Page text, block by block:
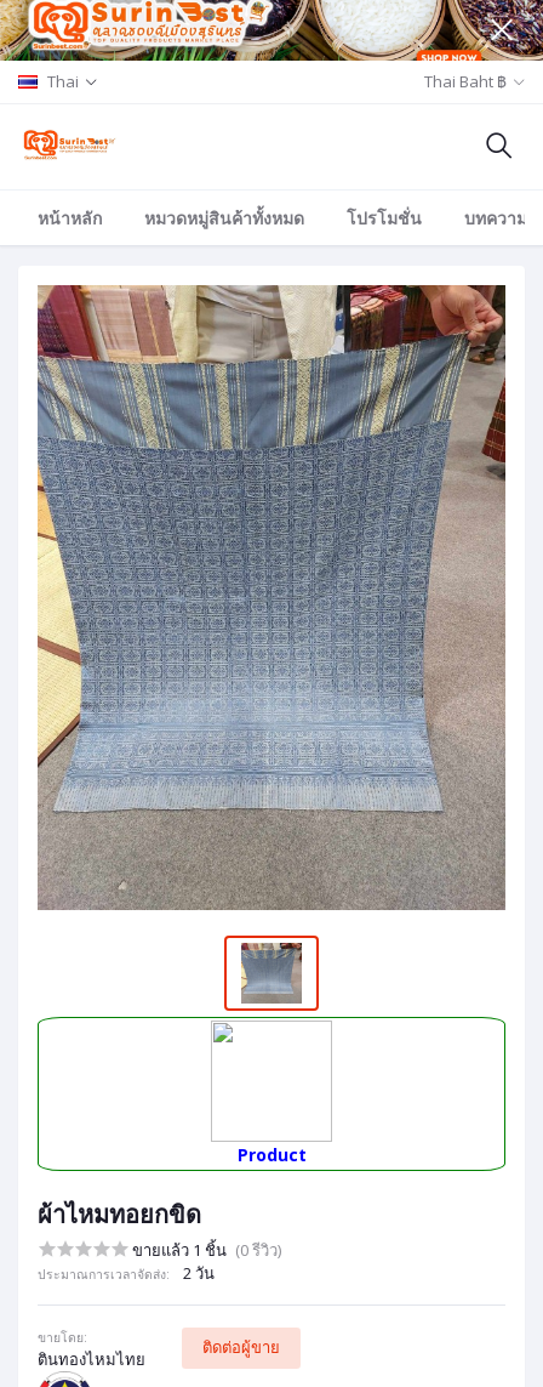
Thai Thai Baht ฿
หน้าหลัก หมวดหมู่สินค้าทั้งหมด โปรโมชั่น บทความ/
Product
ผ้าไหมทอยกขิด
ขายแล้ว 1 ชิ้น (0 รีวิว)
ประมาณการเวลาจัดส่ง: 2 วัน
ขายโดย:
ตินทองไหมไทย
ติดต่อผู้ขาย